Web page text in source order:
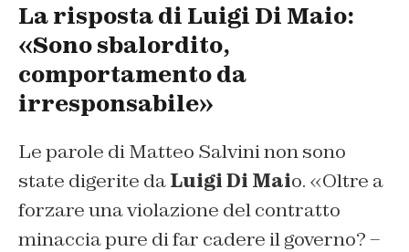
La risposta di Luigi Di Maio:
«Sono sbalordito,
comportamento da
irresponsabile»
Le parole di Matteo Salvini non sono
state digerite daLuigi Di Maio. «Oltre a
forzare una violazione del contratto
minaccia pure di far cadere il governo? –